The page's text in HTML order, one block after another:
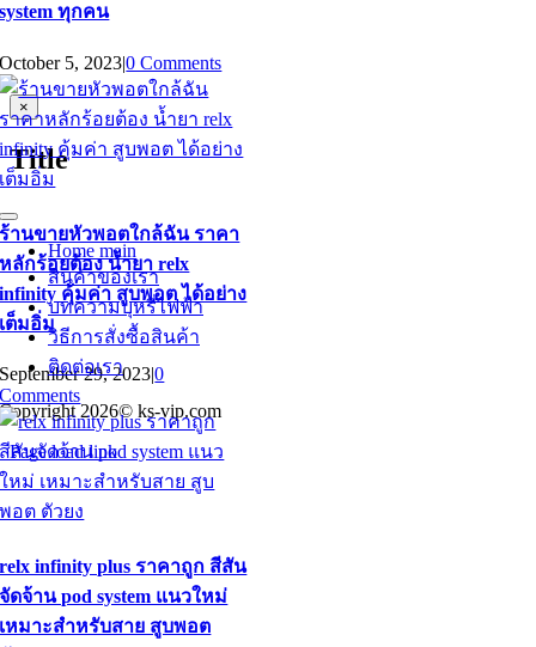
system ทุกคน
October 5, 2023|0 Comments
ร้านขายหัวพอตใกล้ฉัน ราคา
หลักร้อยต้อง น้ำยา relx
infinity คุ้มค่า สูบพอต ได้อย่าง
เต็มอิ่ม
September 29, 2023|0
Comments
relx infinity plus ราคาถูก สีสัน
จัดจ้าน pod system แนวใหม่
เหมาะสำหรับสาย สูบพอต
Close
product
quick
view
×
Title
Toggle
NavigationHome main
สินค้าของเรา
บทความบุหรี่ไฟฟ้า
วิธีการสั่งซื้อสินค้า
ติดต่อเรา
Copyright 2026© ks-vip.com
Page load link
Go
to
Top